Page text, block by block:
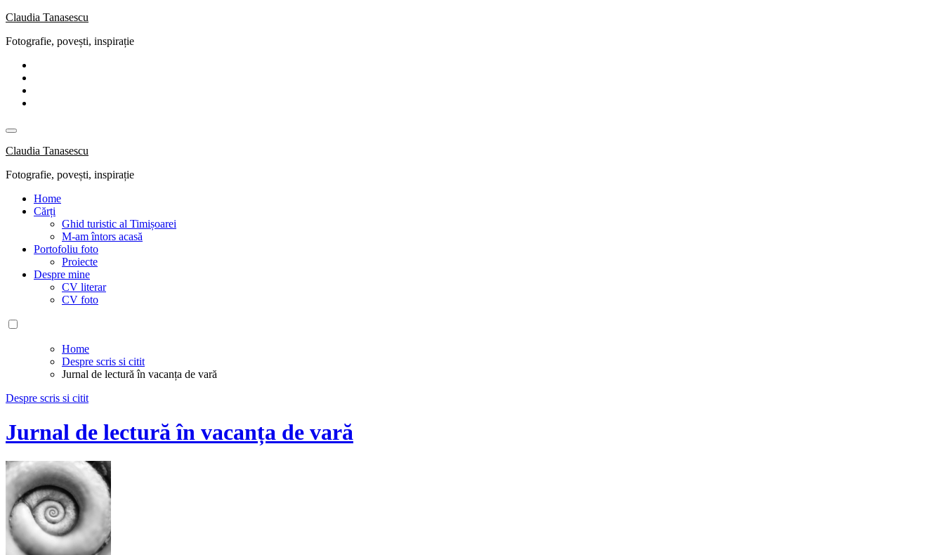
Skip
content
Claudia Tanasescu
Fotografie, povești, inspirație
Claudia Tanasescu
Fotografie, povești, inspirație
Home
Cărți
Ghid turistic al Timișoarei
M-am întors acasă
Portofoliu foto
Proiecte
Despre mine
CV literar
CV foto
Home
Despre scris si citit
Jurnal de lectură în vacanța de vară
Despre scris si citit
Jurnal de lectură în vacanța de vară